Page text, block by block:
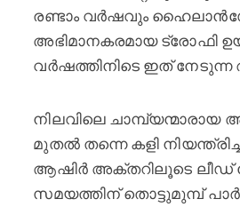
രണ്ടാം വർഷവും
അഭിമാനകരമായ ട്രോഫി
വർഷത്തിനിടെ ഇത് നേടുന്ന
നിലവിലെ ചാമ്പ്യന്മാരായ
മുതൽ തന്നെ കളി നിയന്ത്രിച്ചു,
ആഷിർ അക്തറിലൂടെ ലീഡ്
സമയത്തിന് തൊട്ടുമുമ്പ്